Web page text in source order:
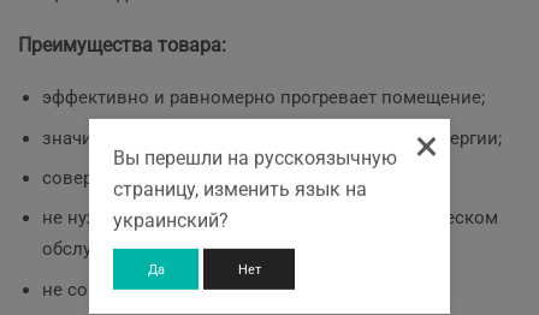
Преимущества товара:
эффективно и равномерно прогревает помещение;
значительно экономит потребление электроэнергии;
совершенно не занимает место в комнате;
не нуждается в постоянном контроле и техническом
обслуживании;
не создает подымание пыли;
×
Вы перешли на русскоязычную
страницу, изменить язык на
украинский?
Да Нет